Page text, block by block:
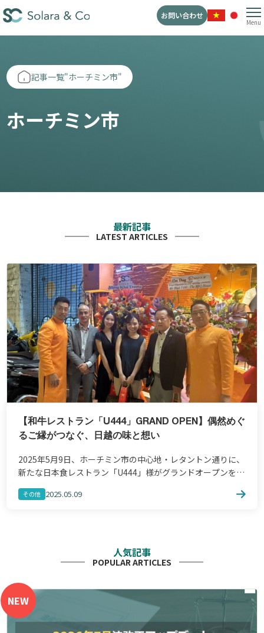
お問い合わせ
Menu
記事一覧"ホーチミン市"
ホーチミン市
最新記事
LATEST ARTICLES
【和牛レストラン「U444」GRAND OPEN】偶然めぐ
るご縁がつなぐ、日越の味と想い
2025年5月9日、ホーチミン市の中心地・レタントン通りに、
新たな日本食レストラン「U444」様がグランドオープンを迎
えられました。SOLARA & COとしても心よりお祝い申し上げ
ます。 「U444」の創立者の […]
その他 2025.05.09
人気記事
POPULAR ARTICLES
NEW